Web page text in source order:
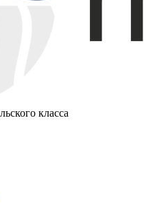
класса